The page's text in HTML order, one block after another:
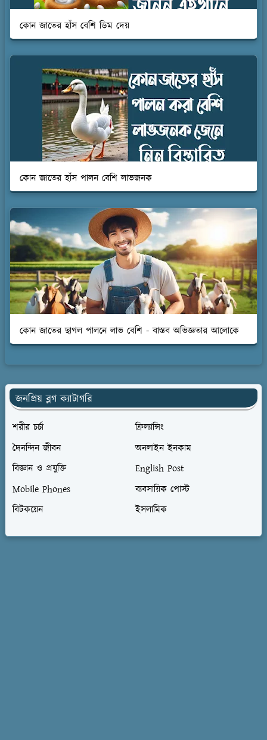
কোন জাতের হাঁস বেশি ডিম দেয়
কোন জাতের হাঁস পালন বেশি লাভজনক
কোন জাতের ছাগল পালনে লাভ বেশি - বাস্তব অভিজ্ঞতার আলোকে
জনপ্রিয় ব্লগ ক্যাটাগরি
শরীর চর্চা
ফ্রিল্যান্সিং
দৈনন্দিন জীবন
অনলাইন ইনকাম
বিজ্ঞান ও প্রযুক্তি
English Post
Mobile Phones
ব্যবসায়িক পোস্ট
বিটকয়েন
ইসলামিক